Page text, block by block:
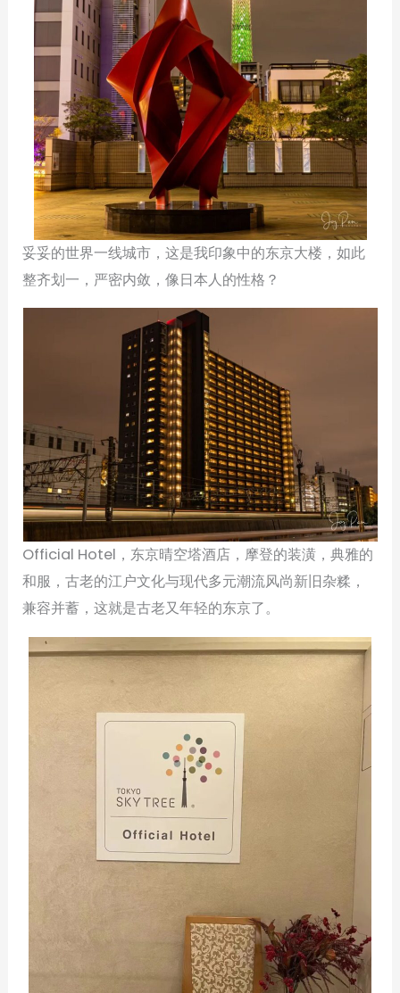
妥妥的世界一线城市，这是我印象中的东京大楼，如此
整齐划一，严密内敛，像日本人的性格？
Official Hotel，东京晴空塔酒店，摩登的装潢，典雅的
和服，古老的江户文化与现代多元潮流风尚新旧杂糅，
兼容并蓄，这就是古老又年轻的东京了。